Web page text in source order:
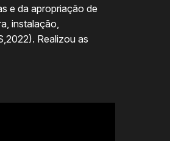
e da apropriação de
instalação,
Realizou as